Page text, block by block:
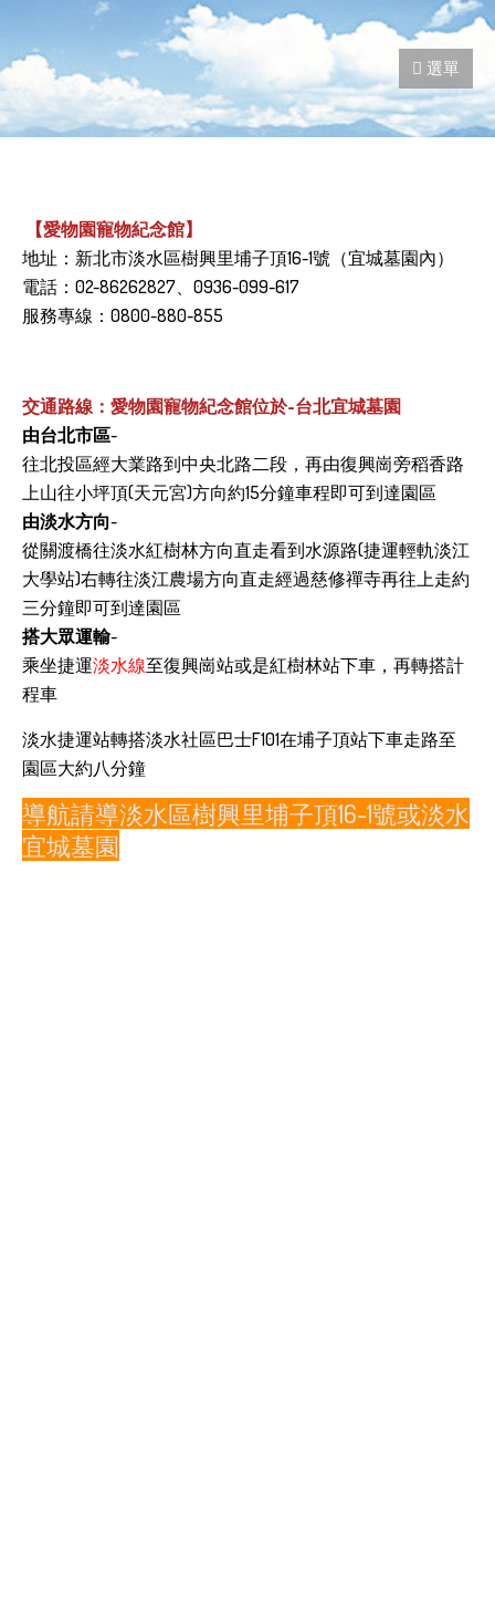
【愛物園寵物紀念館】
地址：新北市淡水區樹興里埔子頂16-1號（宜城墓園內）
電話：02-86262827、 0936-099-617
服務專線：0800-880-855
交通路線：愛物園寵物紀念館位於-台北宜城墓園
由台北市區-
往北投區經大業路到中央北路二段，再由復興崗旁稻香路
上山往小坪頂(天元宮)方向約15分鐘車程即可到達園區
由淡水方向-
從關渡橋往淡水紅樹林方向直走看到水源路(捷運輕軌淡江
大學站)右轉往淡江農場方向直走經過慈修禪寺再往上走約
三分鐘即可到達園區
搭大眾運輸-
乘坐捷運淡水線至復興崗站或是紅樹林站下車，再轉搭計
程車
淡水捷運站轉搭淡水社區巴士F101在埔子頂站下車走路至
園區大約八分鐘
導航請導淡水區樹興里埔子頂16-1號或淡水
宜城墓園